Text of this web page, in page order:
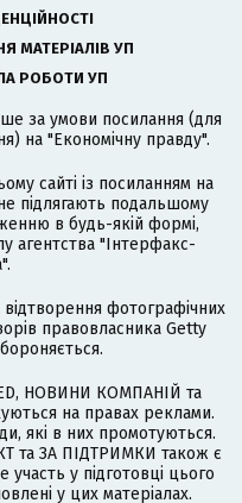
МАТЕРІАЛІВ УП
РОБОТИ УП
за умови посилання (для
на "Економічну правду".
сайті із посиланням на
підлягають подальшому
в будь-якій формі,
агентства "Інтерфакс-
фотографічних
правовласника Getty
НОВИНИ КОМПАНІЙ та
на правах реклами.
які в них промотуються.
та ЗА ПІДТРИМКИ також є
у підготовці цього
у цих матеріалах.